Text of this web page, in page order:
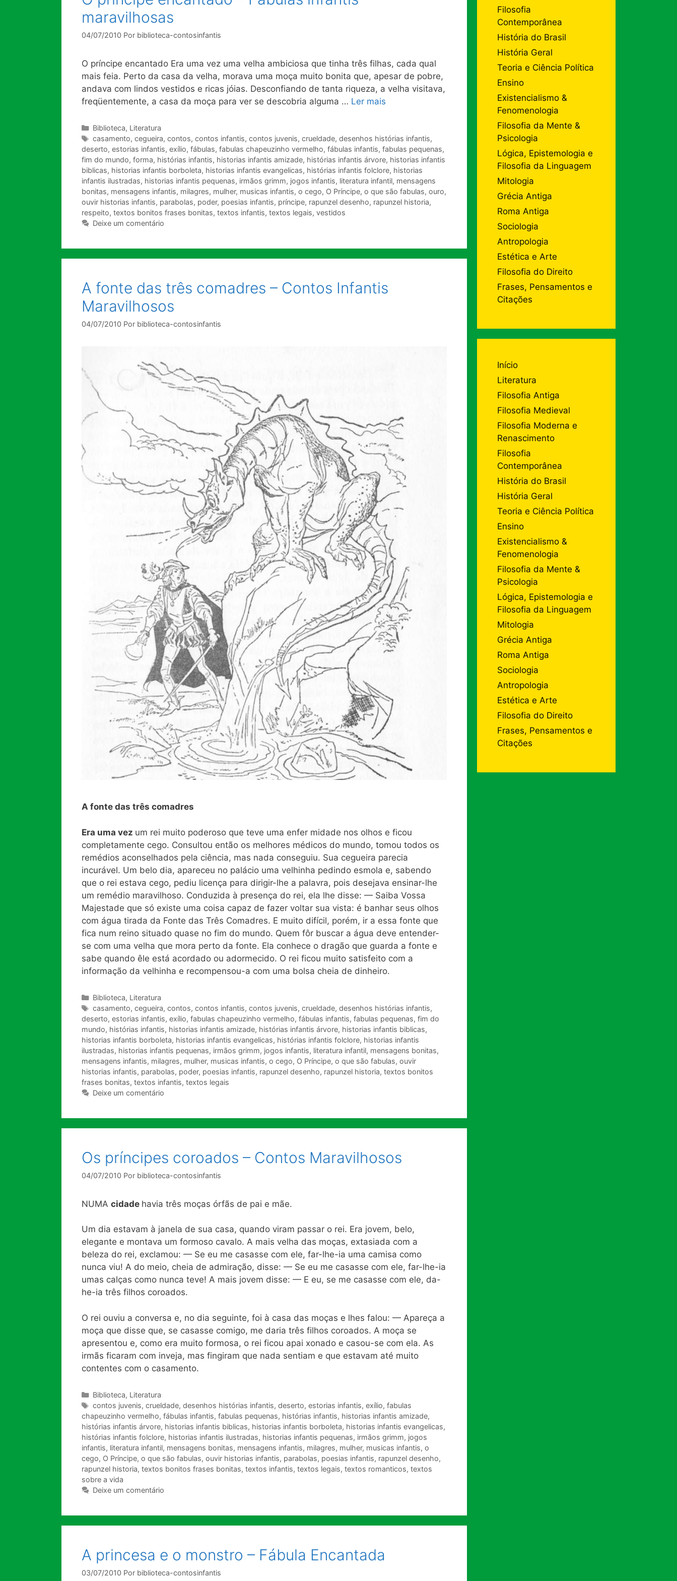
maravilhosas
04/07/2010 Por biblioteca-contosinfantis
O príncipe encantado Era uma vez uma velha ambiciosa que tinha três filhas, cada qual
mais feia. Perto da casa da velha, morava uma moça muito bonita que, apesar de pobre,
andava com lindos vestidos e ricas jóias. Desconfiando de tanta riqueza, a velha visitava,
freqüentemente, a casa da moça para ver se descobria alguma … Ler mais
Categorias
Biblioteca, Literatura
Tags
casamento, cegueira, contos, contos infantis, contos juvenis, crueldade, desenhos histórias infantis,
deserto, estorias infantis, exílio, fábulas, fabulas chapeuzinho vermelho, fábulas infantis, fabulas pequenas,
fim do mundo, forma, histórias infantis, historias infantis amizade, histórias infantis árvore, historias infantis
biblicas, historias infantis borboleta, historias infantis evangelicas, histórias infantis folclore, historias
infantis ilustradas, historias infantis pequenas, irmãos grimm, jogos infantis, literatura infantil, mensagens
bonitas, mensagens infantis, milagres, mulher, musicas infantis, o cego, O Príncipe, o que são fabulas, ouro,
ouvir historias infantis, parabolas, poder, poesias infantis, príncipe, rapunzel desenho, rapunzel historia,
respeito, textos bonitos frases bonitas, textos infantis, textos legais, vestidos
Deixe um comentário
A fonte das três comadres – Contos Infantis
Maravilhosos
04/07/2010 Por biblioteca-contosinfantis
A fonte das três comadres
Era uma vez um rei muito poderoso que teve uma enfer midade nos olhos e ficou
completamente cego. Consultou então os melhores médicos do mundo, tomou todos os
remédios aconselhados pela ciência, mas nada conseguiu. Sua cegueira parecia
incurável. Um belo dia, apareceu no palácio uma velhinha pedindo esmola e, sabendo
que o rei estava cego, pediu licença para dirigir-lhe a palavra, pois desejava ensinar-lhe
um remédio maravilhoso. Conduzida à presença do rei, ela lhe disse: — Saiba Vossa
Majestade que só existe uma coisa capaz de fazer voltar sua vista: é banhar seus olhos
com água tirada da Fonte das Três Comadres. E muito difícil, porém, ir a essa fonte que
fica num reino situado quase no fim do mundo. Quem fôr buscar a água deve entender-
se com uma velha que mora perto da fonte. Ela conhece o dragão que guarda a fonte e
sabe quando êle está acordado ou adormecido. O rei ficou muito satisfeito com a
informação da velhinha e recompensou-a com uma bolsa cheia de dinheiro.
Categorias
Biblioteca, Literatura
Tags
casamento, cegueira, contos, contos infantis, contos juvenis, crueldade, desenhos histórias infantis,
deserto, estorias infantis, exílio, fabulas chapeuzinho vermelho, fábulas infantis, fabulas pequenas, fim do
mundo, histórias infantis, historias infantis amizade, histórias infantis árvore, historias infantis biblicas,
historias infantis borboleta, historias infantis evangelicas, histórias infantis folclore, historias infantis
ilustradas, historias infantis pequenas, irmãos grimm, jogos infantis, literatura infantil, mensagens bonitas,
mensagens infantis, milagres, mulher, musicas infantis, o cego, O Príncipe, o que são fabulas, ouvir
historias infantis, parabolas, poder, poesias infantis, rapunzel desenho, rapunzel historia, textos bonitos
frases bonitas, textos infantis, textos legais
Deixe um comentário
Os príncipes coroados – Contos Maravilhosos
04/07/2010 Por biblioteca-contosinfantis
NUMA cidade havia três moças órfãs de pai e mãe.
Um dia estavam à janela de sua casa, quando viram passar o rei. Era jovem, belo,
elegante e montava um formoso cavalo. A mais velha das moças, extasiada com a
beleza do rei, exclamou: — Se eu me casasse com ele, far-lhe-ia uma camisa como
nunca viu! A do meio, cheia de admiração, disse: — Se eu me casasse com ele, far-lhe-ia
umas calças como nunca teve! A mais jovem disse: — E eu, se me casasse com ele, da-
he-ia três filhos coroados.
O rei ouviu a conversa e, no dia seguinte, foi à casa das moças e lhes falou: — Apareça a
moça que disse que, se casasse comigo, me daria três filhos coroados. A moça se
apresentou e, como era muito formosa, o rei ficou apai xonado e casou-se com ela. As
irmãs ficaram com inveja, mas fingiram que nada sentiam e que estavam até muito
contentes com o casamento.
Categorias
Biblioteca, Literatura
Tags
contos juvenis, crueldade, desenhos histórias infantis, deserto, estorias infantis, exílio, fabulas
chapeuzinho vermelho, fábulas infantis, fabulas pequenas, histórias infantis, historias infantis amizade,
histórias infantis árvore, historias infantis biblicas, historias infantis borboleta, historias infantis evangelicas,
histórias infantis folclore, historias infantis ilustradas, historias infantis pequenas, irmãos grimm, jogos
infantis, literatura infantil, mensagens bonitas, mensagens infantis, milagres, mulher, musicas infantis, o
cego, O Príncipe, o que são fabulas, ouvir historias infantis, parabolas, poesias infantis, rapunzel desenho,
rapunzel historia, textos bonitos frases bonitas, textos infantis, textos legais, textos romanticos, textos
sobre a vida
Deixe um comentário
A princesa e o monstro – Fábula Encantada
03/07/2010 Por biblioteca-contosinfantis
Filosofia
Contemporânea
História do Brasil
História Geral
Teoria e Ciência Política
Ensino
Existencialismo &
Fenomenologia
Filosofia da Mente &
Psicologia
Lógica, Epistemologia e
Filosofia da Linguagem
Mitologia
Grécia Antiga
Roma Antiga
Sociologia
Antropologia
Estética e Arte
Filosofia do Direito
Frases, Pensamentos e
Citações
Início
Literatura
Filosofia Antiga
Filosofia Medieval
Filosofia Moderna e
Renascimento
Filosofia
Contemporânea
História do Brasil
História Geral
Teoria e Ciência Política
Ensino
Existencialismo &
Fenomenologia
Filosofia da Mente &
Psicologia
Lógica, Epistemologia e
Filosofia da Linguagem
Mitologia
Grécia Antiga
Roma Antiga
Sociologia
Antropologia
Estética e Arte
Filosofia do Direito
Frases, Pensamentos e
Citações